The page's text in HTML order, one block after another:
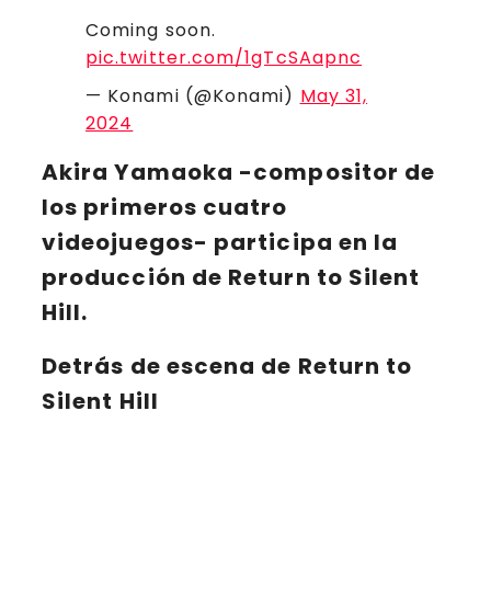
Coming soon.
pic.twitter.com/1gTcSAapnc
— Konami (@Konami) May 31,
2024
Akira Yamaoka -compositor de
los primeros cuatro
videojuegos- participa en la
producción de Return to Silent
Hill.
Detrás de escena de Return to
Silent Hill